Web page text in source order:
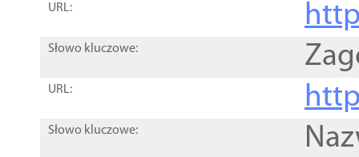
URL:
Słowo kluczowe:
URL:
Słowo kluczowe: